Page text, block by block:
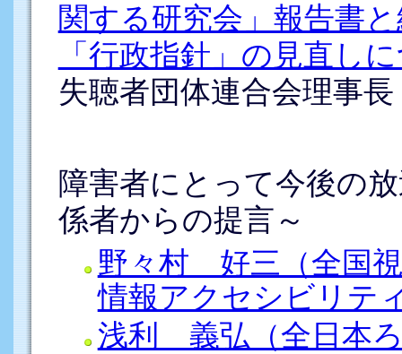
関する研究会」報告書
「行政指針」の見直し
失聴者団体連合会理
障害者にとって今後の
係者からの提言～
野々村 好三（全国
情報アクセシビリテ
浅利 義弘（全日本